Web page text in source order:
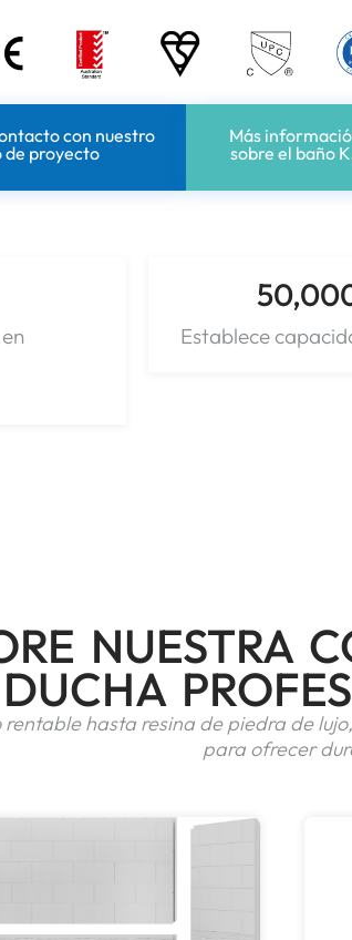
con nuestro
de proyecto
Más
sobre el baño
Establece
NUESTRA
hasta resina de piedra de
para ofrecer